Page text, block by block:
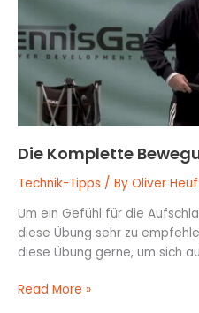
Die Komplette
Technik-Tipps / By Oliver
Um ein Gefühl für die
diese Übung sehr zu
diese Übung gerne, um sich
Read More »